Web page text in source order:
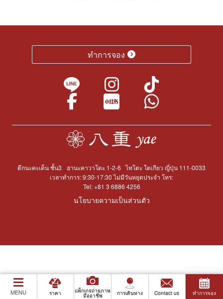
MENU ราคา แพ็กเกจถ่ายภาพ
มืออาชีพ การเดินทาง Contact us ทำการจอง
ทำการจอง
ตึกนะคะเด็น ชั้น3 ฮานะคาวาโดะ 1-2-6 ไทโตะ โตเกียว ญี่ปุ่น 111-0033
เวลาทำการ: 9:30-17:30 ไม่มีวันหยุดประจำ โทร:
Tel:+81 3 6886 4256
นโยบายความเป็นส่วนตัว